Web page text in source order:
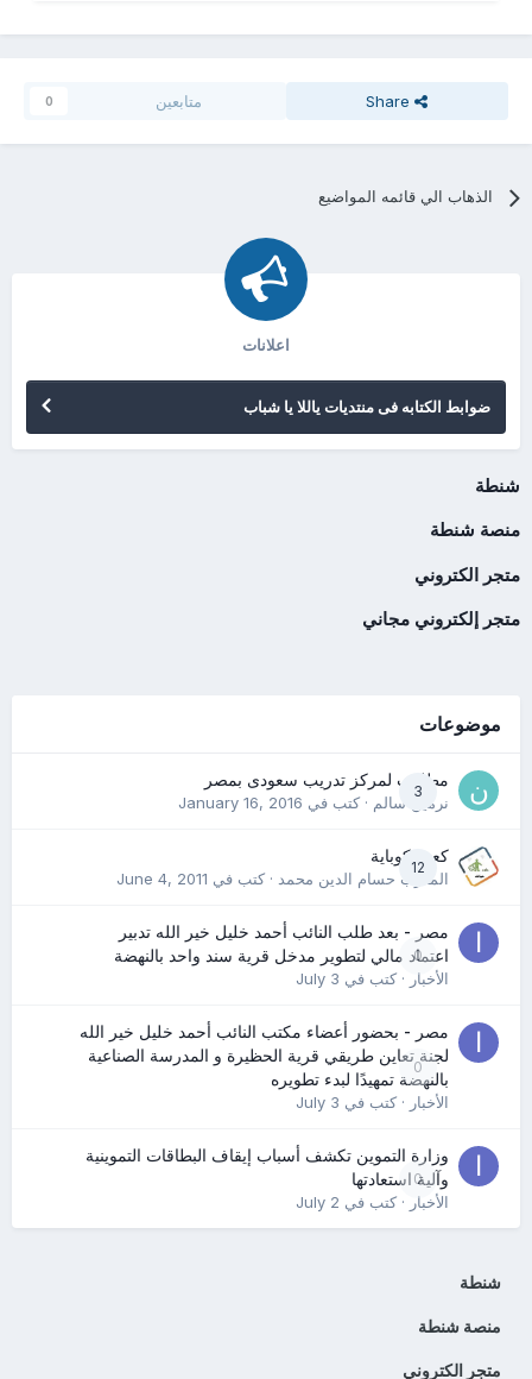
Share متابعين 0
الذهاب الي قائمه المواضيع
اعلانات
ضوابط الكتابه فى منتديات ياللا يا شباب
شنطة
منصة شنطة
متجر الكتروني
متجر إلكتروني مجاني
موضوعات
3
مطلوب لمركز تدريب سعودى بمصر
نرمين سالم· كتب في January 16, 2016
12
كعب كوباية
المدرب حسام الدين محمد· كتب في June 4, 2011
0
مصر - بعد طلب النائب أحمد خليل خير الله تدبير
اعتماد مالي لتطوير مدخل قرية سند واحد بالنهضة
الأخبار· كتب في July 3
0
مصر - بحضور أعضاء مكتب النائب أحمد خليل خير الله
لجنة تعاين طريقي قرية الحظيرة و المدرسة الصناعية
بالنهضة تمهيدًا لبدء تطويره
الأخبار· كتب في July 3
0
وزارة التموين تكشف أسباب إيقاف البطاقات التموينية
وآلية استعادتها
الأخبار· كتب في July 2
شنطة
منصة شنطة
متجر الكتروني